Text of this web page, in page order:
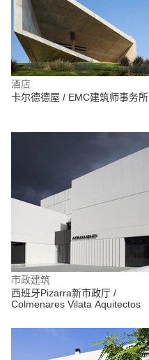
酒店
卡尔德德屋 / EMC建筑师事务所
市政建筑
西班牙Pizarra新市政厅 /
Colmenares Vilata Aquitectos